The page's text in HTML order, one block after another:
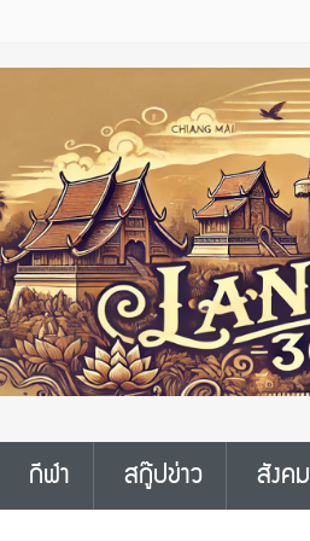
กีฬา สกู๊ปข่าว สังคม